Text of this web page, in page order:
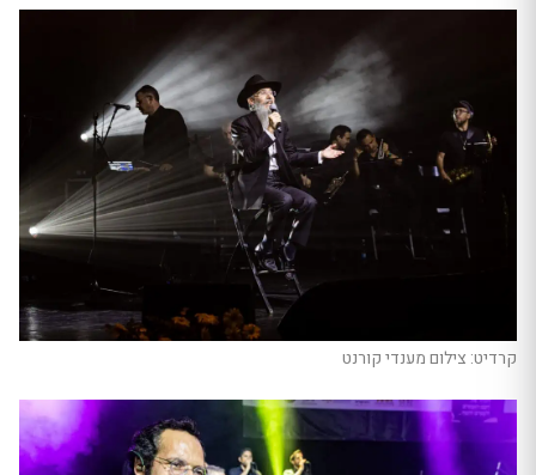
קרדיט: צילום מענדי קורנט